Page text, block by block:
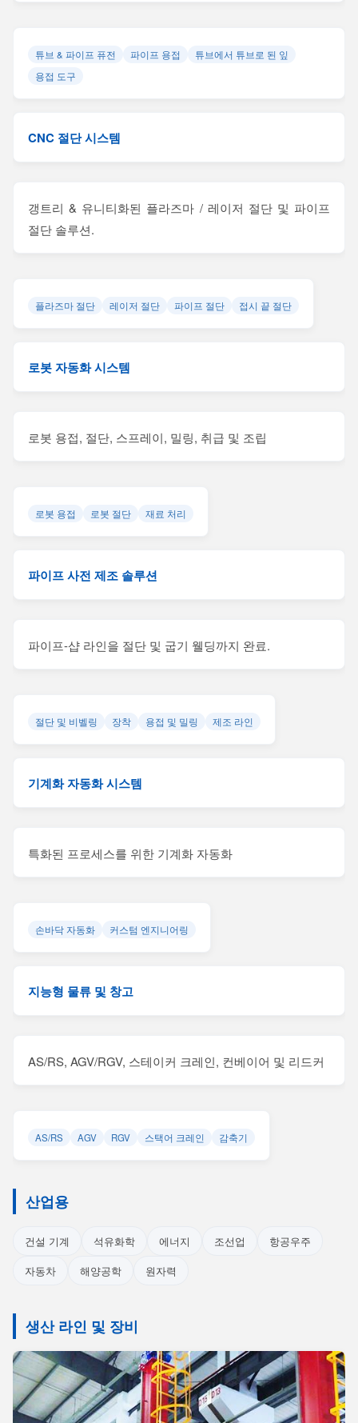
튜브 & 파이프 퓨전 파이프 용접
튜브에서 튜브로 된 잎
용접 도구
CNC 절단 시스템
갱트리 & 유니티화된 플라즈마 / 레이저 절단 및 파이프
절단 솔루션.
플라즈마 절단 레이저 절단 파이프 절단 접시 끝 절단
로봇 자동화 시스템
로봇 용접, 절단, 스프레이, 밀링, 취급 및 조립
로봇 용접 로봇 절단 재료 처리
파이프 사전 제조 솔루션
파이프-샵 라인을 절단 및 굽기 웰딩까지 완료.
절단 및 비벨링 장착 용접 및 밀링 제조 라인
기계화 자동화 시스템
특화된 프로세스를 위한 기계화 자동화
손바닥 자동화 커스텀 엔지니어링
지능형 물류 및 창고
AS/RS, AGV/RGV, 스테이커 크레인, 컨베이어 및 리드커
AS/RS AGV RGV 스택어 크레인 감축기
산업용
건설 기계 석유화학 에너지 조선업
항공우주
자동차
해양공학 원자력
생산 라인 및 장비